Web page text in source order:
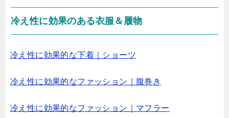
冷え性に効果のある衣服＆履物
冷え性に効果的な下着｜ショーツ
冷え性に効果的なファッション｜腹巻き
冷え性に効果的なファッション｜マフラー